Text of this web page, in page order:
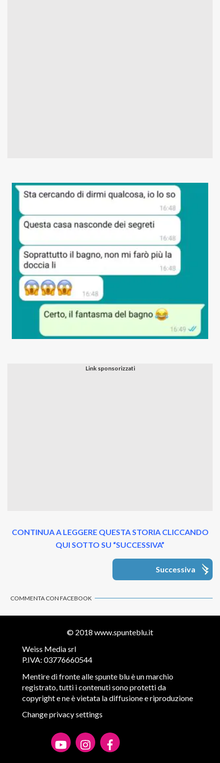
CONTINUA A LEGGERE QUESTA STORIA CLICCANDO
QUI SOTTO SU “SUCCESSIVA”
Successiva
COMMENTA CON FACEBOOK
© 2018 www.spunteblu.it
Weiss Media srl
P.IVA: 03776660544
Mentire di fronte alle spunte blu è un marchio
registrato, tutti i contenuti sono protetti da
copyright e ne è vietata la diffusione e riproduzione
Change privacy settings